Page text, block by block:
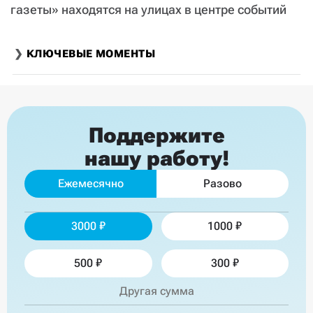
газеты» находятся на улицах в центре событий
КЛЮЧЕВЫЕ МОМЕНТЫ
Поддержите
нашу работу!
Ежемесячно Разово
3000 1000
500 300